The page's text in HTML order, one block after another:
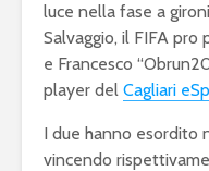
luce nella fase a
Salvaggio, il FIFA pro
e Francesco
player del Cagliari
I due hanno esordito
vincendo